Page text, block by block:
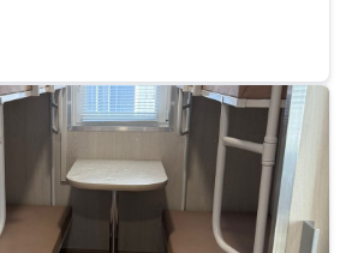
двукратное напряжение от давления
пигмент, обеспечивающий
стойкость. * Применение в
(невозможность поломки). *
осей с усиленными тормозными